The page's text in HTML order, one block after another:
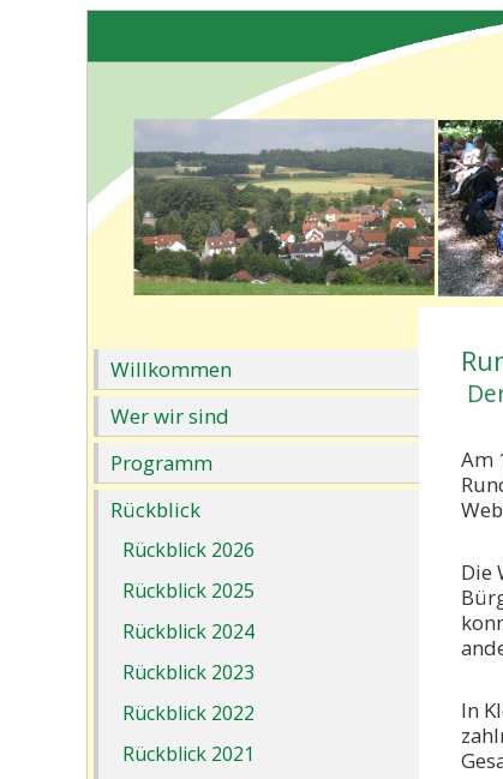
Willkommen
Wer wir sind
Programm
Rückblick
Rückblick 2026
Rückblick 2025
Rückblick 2024
Rückblick 2023
Rückblick 2022
Rückblick 2021
Am
Die
In